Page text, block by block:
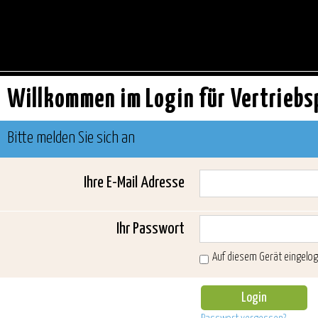
Willkommen im Login für
Bitte melden Sie sich an
Ihre E-Mail Adresse
Ihr Passwort
Auf diesem Gerät